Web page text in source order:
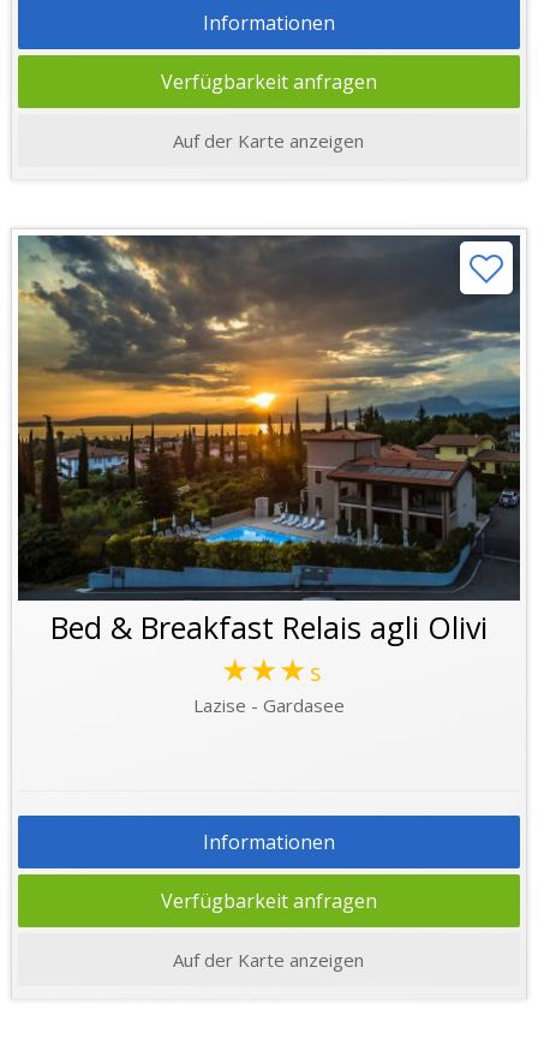
Informationen
Verfügbarkeit anfragen
Auf der Karte anzeigen
Bed & Breakfast Relais agli Olivi
★★★s
Lazise - Gardasee
Informationen
Verfügbarkeit anfragen
Auf der Karte anzeigen